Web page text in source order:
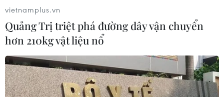
vietnamplus.vn
Quảng Trị triệt phá đường dây vận chuyển
hơn 210kg vật liệu nổ